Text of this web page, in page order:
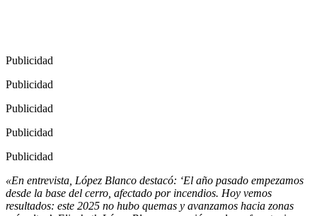
Publicidad
Publicidad
Publicidad
Publicidad
Publicidad
«En entrevista, López Blanco destacó: ‘El año pasado empezamos
desde la base del cerro, afectado por incendios. Hoy vemos
resultados: este 2025 no hubo quemas y avanzamos hacia zonas